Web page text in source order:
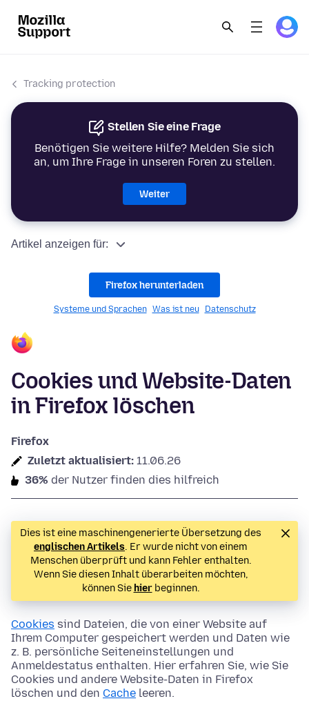
Tracking protection
Stellen Sie eine Frage
Benötigen Sie weitere Hilfe? Melden Sie sich
an, um Ihre Frage in unseren Foren zu stellen.
Weiter
Artikel anzeigen für:
Firefox herunterladen
Systeme und Sprachen Was ist neu Datenschutz
Cookies und Website-Daten
in Firefox löschen
Firefox
Zuletzt aktualisiert: 11.06.26
36% der Nutzer finden dies hilfreich
Dies ist eine maschinengenerierte Übersetzung des
englischen Artikels. Er wurde nicht von einem
Menschen überprüft und kann Fehler enthalten.
Wenn Sie diesen Inhalt überarbeiten möchten,
können Sie hierbeginnen.
Cookies sind Dateien, die von einer Website auf
Ihrem Computer gespeichert werden und Daten wie
z. B. persönliche Seiteneinstellungen und
Anmeldestatus enthalten. Hier erfahren Sie, wie Sie
Cookies und andere Website-Daten in Firefox
löschen und den Cache leeren.